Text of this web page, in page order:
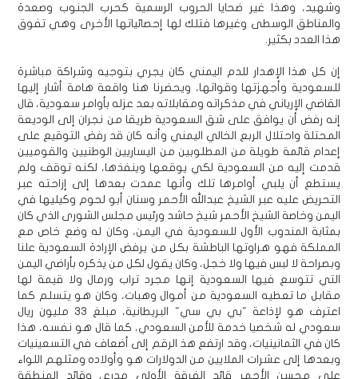
وشهيد، وهذا غير ضحايا الحروب الرسمية كحرب الجنوب وصعدة
والمناطق الوسطى وغيرها فتلك لها إحصائياتها الأخرى وهي تفوق
هذا العدد بكثير.
إن كل هذا الإهدار للدم اليمني كان يجري بتوجيه وشراكة مباشرة
للسعودية وأجهزتها وقواتها، ويحضرنا هنا واقعة هامة أشار إليها
القاضي الإرياني في مذكراته ومقابلاته بعد عزله بأوامر سعودية، قال
إنه رفض أن يوافق على شق السعودية طريقا من نجران إلى الوديعة
المحتلة واحتلال الربع الخالي اليمني وأنه كان قد رفض التوقيع على
إعدام قائمة طويلة من المطلوبين من اليساريين الوطنيين والقوميين
قدمت إليه من السعودية لكي يوقعها وينفذها، لكنه توقف ولم
يستطع أن يلبي أوامرها تلك وأنها عمدت بعدها إلى إزاحته عبر
التحريض عليه عبر الشيخ عبدالله الأحمر وسنان أبو لحوم وكيليها في
اليمن وخاصة الشيخ الأحمر شيخ حاشد ورئيس مجلس الشورى الذي كان
بمثابة المندوب الأول للسعودية في اليمن، وكان له وضع خاص مع
المملكة فهو هراوتها الباطشة بكل من يرفض الإرادة السعودية علنا
وبصراحة لا لبس فيها ولا خجل، وكان يقول لكل من يذكره بأراضي اليمن
التي تتوسع فيها السعودية إنها مجرد تراب ورمال ولا قيمة لها
مقابل ما تعطيه السعودية من أموال وهبات، وكان هو يتسلم كما
اعترف هو لإذاعة "بي بي سي" البريطانية، مبلغ 33 مليون ريال
سعودي له شخصيا خدمة للأمن السعودي، كما قال هو نفسه، هذا
كان في الثمانينيات، وقد ارتفع هذ الرقم إلى أضعاف في التسعينيات
وبعدها إلى عشرات الملايين من الدولارات هو وأولاده ومثلهم اللواء
علي محسن الأحمر قائد الفرقة الأولى مدرع، وقائد المنطقة